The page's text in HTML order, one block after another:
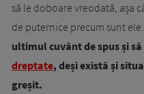
să le doboare vreodată, așa
de puternice precum sunt ele.
ultimul cuvânt de spus și
dreptate, deși există și
greșit.